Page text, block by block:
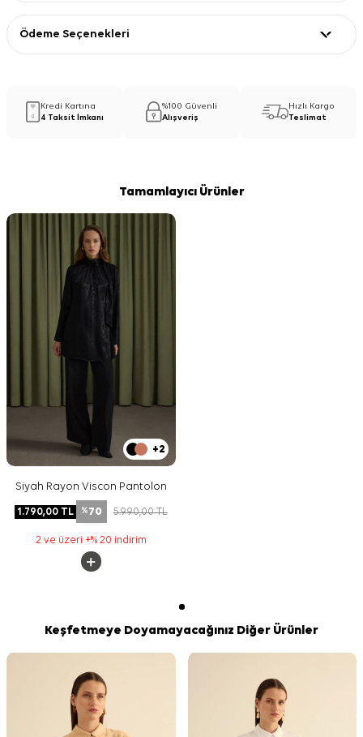
Ödeme Seçenekleri
Kredi Kartına
4 Taksit İmkanı
%100 Güvenli
Alışveriş
Hızlı Kargo
Teslimat
Tamamlayıcı Ürünler
+2
Siyah Rayon Viscon Pantolon
1.790,00TL %70 5.990,00TL
2 ve üzeri +% 20 indirim
Keşfetmeye Doyamayacağınız Diğer Ürünler